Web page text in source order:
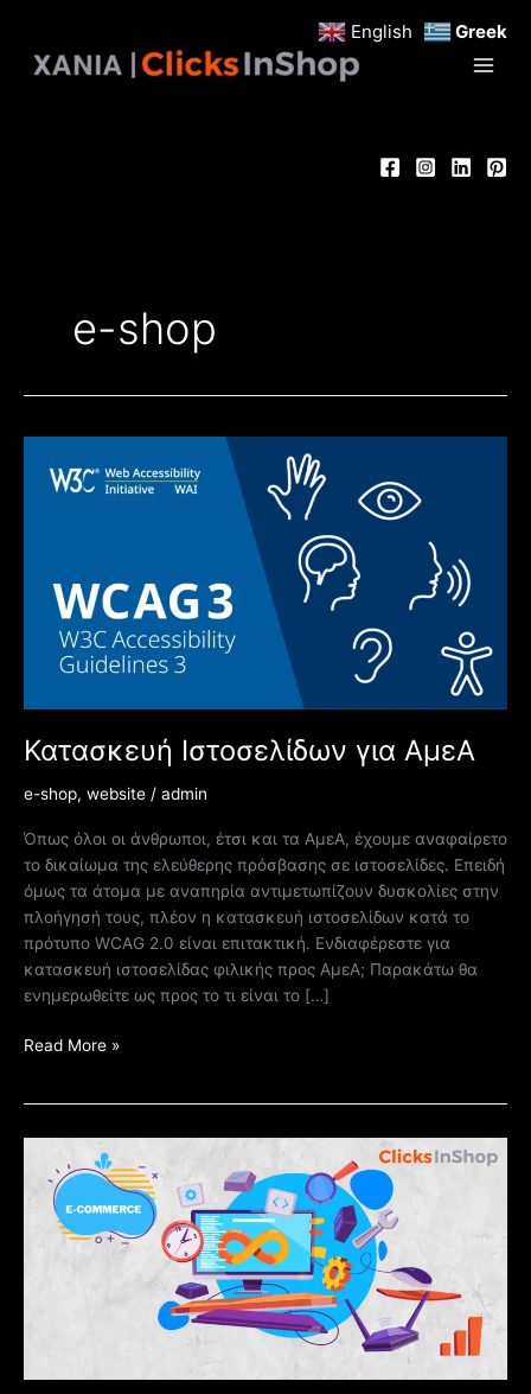
περιεχόμενο
e-shop
Κατασκευή Ιστοσελίδων για ΑμεΑ
e-shop, website / admin
Όπως όλοι οι άνθρωποι, έτσι και τα ΑμεΑ, έχουμε αναφαίρετο
το δικαίωμα της ελεύθερης πρόσβασης σε ιστοσελίδες. Επειδή
όμως τα άτομα με αναπηρία αντιμετωπίζουν δυσκολίες στην
πλοήγησή τους, πλέον η κατασκευή ιστοσελίδων κατά το
πρότυπο WCAG 2.0 είναι επιτακτική. Ενδιαφέρεστε για
κατασκευή ιστοσελίδας φιλικής προς ΑμεΑ; Παρακάτω θα
ενημερωθείτε ως προς το τι είναι το […]
Ιστοσελίδων
Read More »
πρέπει
σκεφτείς
English Greek